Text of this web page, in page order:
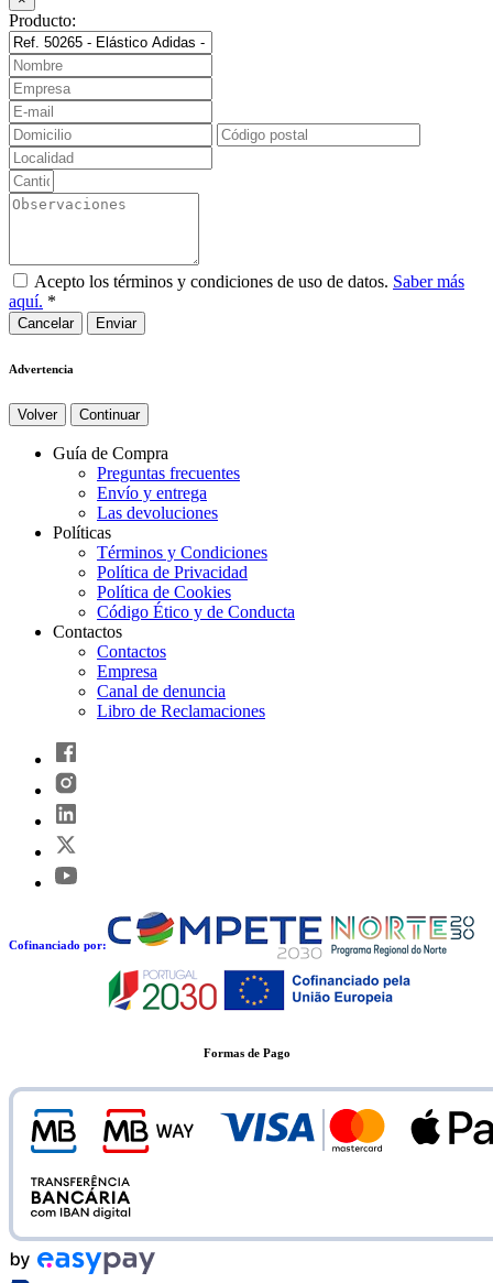
Producto:
Acepto los términos y condiciones de uso de datos. Saber más
aquí. *
Cancelar
Advertencia
Volver Continuar
Guía de Compra
Preguntas frecuentes
Envío y entrega
Las devoluciones
Políticas
Términos y Condiciones
Política de Privacidad
Política de Cookies
Código Ético y de Conducta
Contactos
Contactos
Empresa
Canal de denuncia
Libro de Reclamaciones
Cofinanciado por:
Formas de Pago